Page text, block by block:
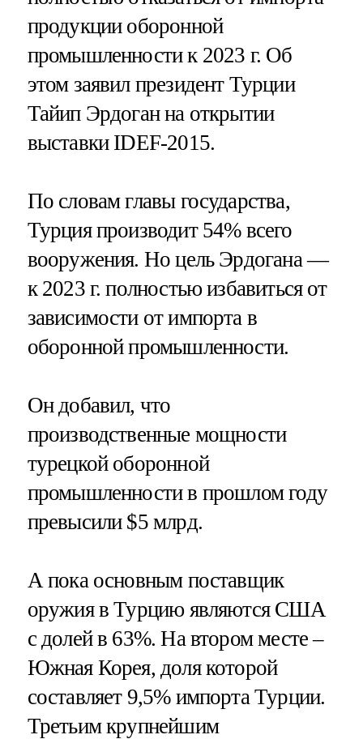
продукции оборонной
промышленности к 2023 г. Об
этом заявил президент Турции
Тайип Эрдоган на открытии
выставки IDEF-2015.
По словам главы государства,
Турция производит 54% всего
вооружения. Но цель Эрдогана —
к 2023 г. полностью избавиться от
зависимости от импорта в
оборонной промышленности.
Он добавил, что
производственные мощности
турецкой оборонной
промышленности в прошлом году
превысили $5 млрд.
А пока основным поставщик
оружия в Турцию являются США
с долей в 63%. На втором месте –
Южная Корея, доля которой
составляет 9,5% импорта Турции.
Третьим крупнейшим